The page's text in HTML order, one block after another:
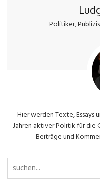
Politiker,
Hier werden Texte, Essays
Jahren aktiver Politik für die
Beiträge und
Suchen nach: